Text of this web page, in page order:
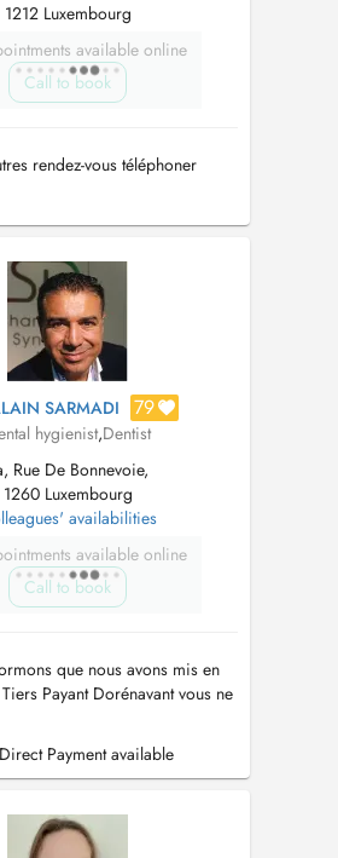
1212 Luxembourg
available online
Call to book
rendez-vous téléphoner
SARMADI 79
hygienist,Dentist
Rue De Bonnevoie,
1260 Luxembourg
availabilities
available online
Call to book
que nous avons mis en
Payant Dorénavant vous ne
la part non pris en charge par
D'INDISPONIBILITÉ AVEC DR
CONTACTER le +352 49
Payment available